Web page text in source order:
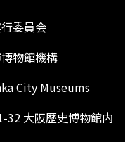
委員会
物館機構
City Museums
32 大阪歴史博物館内